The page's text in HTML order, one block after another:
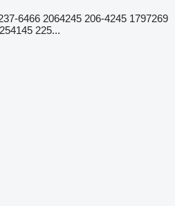
6466 2064245 206-4245 1797269
225...